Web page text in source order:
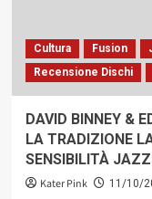
Cultura Fusion
Recensione Dischi
DAVID BINNEY &
LA TRADIZIONE
SENSIBILITÀ
Kater Pink 11/10/